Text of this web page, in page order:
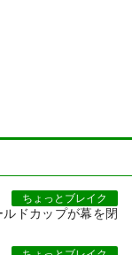
ちょっとブレイク
ドカップが幕を閉